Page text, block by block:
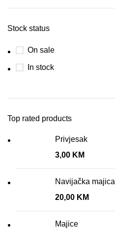
Stock status
On sale
In stock
Top rated products
Privjesak
3,00 KM
Navijačka majica
20,00 KM
Majice